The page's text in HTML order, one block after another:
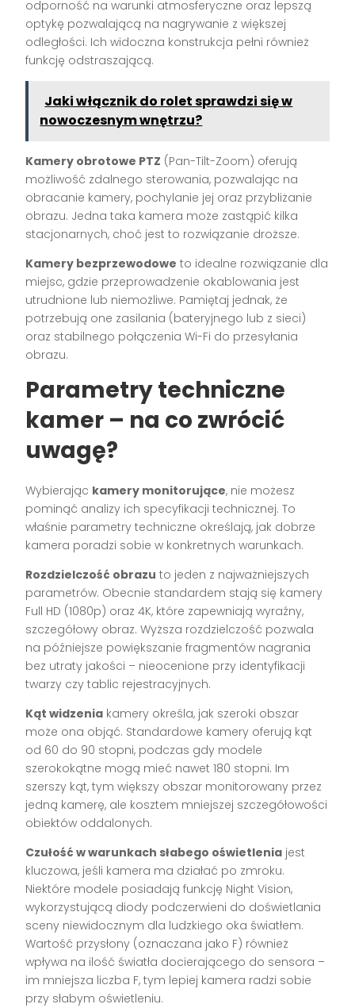
odporność na warunki atmosferyczne oraz lepszą
optykę pozwalającą na nagrywanie z większej
odległości. Ich widoczna konstrukcja pełni również
funkcję odstraszającą.
Jaki włącznik do rolet sprawdzi się w
nowoczesnym wnętrzu?
Kamery obrotowe PTZ (Pan-Tilt-Zoom) oferują
możliwość zdalnego sterowania, pozwalając na
obracanie kamery, pochylanie jej oraz przybliżanie
obrazu. Jedna taka kamera może zastąpić kilka
stacjonarnych, choć jest to rozwiązanie droższe.
Kamery bezprzewodowe to idealne rozwiązanie dla
miejsc, gdzie przeprowadzenie okablowania jest
utrudnione lub niemożliwe. Pamiętaj jednak, że
potrzebują one zasilania (bateryjnego lub z sieci)
oraz stabilnego połączenia Wi-Fi do przesyłania
obrazu.
Parametry techniczne
kamer – na co zwrócić
uwagę?
Wybierając kamery monitorujące, nie możesz
pominąć analizy ich specyfikacji technicznej. To
właśnie parametry techniczne określają, jak dobrze
kamera poradzi sobie w konkretnych warunkach.
Rozdzielczość obrazu to jeden z najważniejszych
parametrów. Obecnie standardem stają się kamery
Full HD (1080p) oraz 4K, które zapewniają wyraźny,
szczegółowy obraz. Wyższa rozdzielczość pozwala
na późniejsze powiększanie fragmentów nagrania
bez utraty jakości – nieocenione przy identyfikacji
twarzy czy tablic rejestracyjnych.
Kąt widzenia kamery określa, jak szeroki obszar
może ona objąć. Standardowe kamery oferują kąt
od 60 do 90 stopni, podczas gdy modele
szerokokątne mogą mieć nawet 180 stopni. Im
szerszy kąt, tym większy obszar monitorowany przez
jedną kamerę, ale kosztem mniejszej szczegółowości
obiektów oddalonych.
Czułość w warunkach słabego oświetlenia jest
kluczowa, jeśli kamera ma działać po zmroku.
Niektóre modele posiadają funkcję Night Vision,
wykorzystującą diody podczerwieni do doświetlania
sceny niewidocznym dla ludzkiego oka światłem.
Wartość przysłony (oznaczana jako F) również
wpływa na ilość światła docierającego do sensora –
im mniejsza liczba F, tym lepiej kamera radzi sobie
przy słabym oświetleniu.